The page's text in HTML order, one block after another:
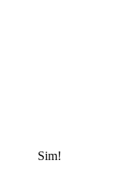
Sim!